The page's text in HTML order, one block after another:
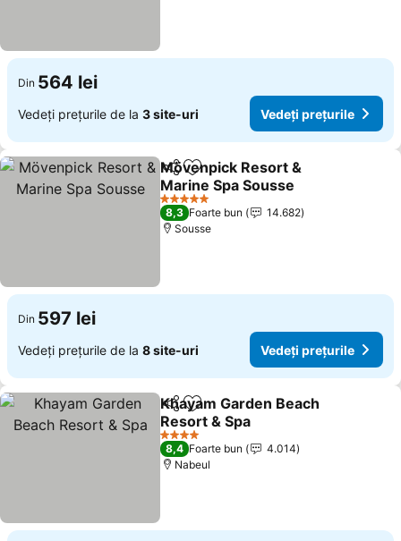
Din 564 lei
Vedeți prețurile de la 3 site-uri Vedeți prețurile
DistribuițiAdăugaţi la favorite
Mövenpick Resort &
Marine Spa Sousse
Vedeți prețurile
5 Stele
8,3 Foarte bun
14.682
Sousse
Din 597 lei
Vedeți prețurile de la 8 site-uri Vedeți prețurile
DistribuițiAdăugaţi la favorite
Khayam Garden Beach
Resort & Spa
Vedeți prețurile
4 Stele
8,4 Foarte bun
4.014
Nabeul